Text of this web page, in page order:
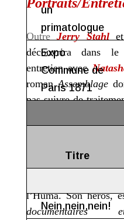
OutreJerry Stahl
découvrira dans
entretien avec
romanAssemblage
pas suivre de
pour faire corps
grand prix
l’Huma. Son héros,
documentaires
un
primatologue
Expo
Commune de
Paris 1871
Titre
Nein,nein,nein!